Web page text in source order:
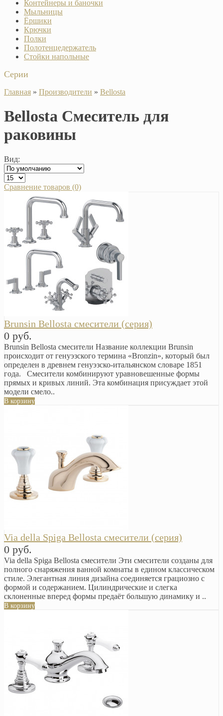
Контейнеры и баночки
Мыльницы
Ёршики
Крючки
Полки
Полотенцедержатель
Стойки напольные
Серии
Главная » Производители » Bellosta
Bellosta Смеситель для
раковины
Вид:
Сравнение товаров (0)
Brunsin Bellosta смесители (серия)
0 руб.
Brunsin Bellosta смесители Название коллекции Brunsin
происходит от генуэзского термина «Bronzin», который был
определен в древнем генуэзско-итальянском словаре 1851
года. Смесители комбинируют уравновешенные формы
прямых и кривых линий. Эта комбинация присуждает этой
модели смело..
В корзину
Via della Spiga Bellosta смесители (серия)
0 руб.
Via della Spiga Bellosta смесители Эти смесители созданы для
полного снаряжения ванной комнаты в едином классическом
стиле. Элегантная линия дизайна соединяется грациозно с
формой и содержанием. Цилиндрические и слегка
склоненные вперед формы предаёт большую динамику и ..
В корзину